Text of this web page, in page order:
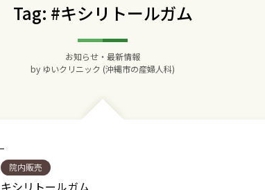
Tag: #キシリトールガム
お知らせ・最新情報
by ゆいクリニック (沖縄市の産婦人科)
院内販売
キシリトールガム
交通アクセス
院長からのごあいさつ
ゆいクリニックの経営理念
妊婦健診